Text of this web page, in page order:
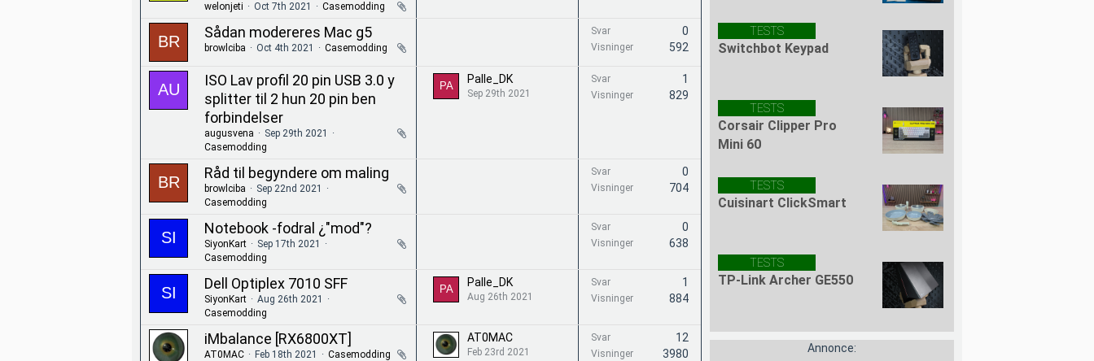
welonjeti Oct 7th 2021 Casemodding
Sådan modereres Mac g5
browlciba Oct 4th 2021 Casemodding
Svar 0
Visninger 592
ISO Lav profil 20 pin USB 3.0 y
splitter til 2 hun 20 pin ben
forbindelser
augusvena
Sep 29th 2021
Casemodding
Palle_DK
Sep 29th 2021
Svar 1
Visninger 829
Råd til begyndere om maling
browlciba
Sep 22nd 2021
Casemodding
Svar 0
Visninger 704
Notebook -fodral ¿"mod"?
SiyonKart
Sep 17th 2021
Casemodding
Svar 0
Visninger 638
Dell Optiplex 7010 SFF
SiyonKart
Aug 26th 2021
Casemodding
Palle_DK
Aug 26th 2021
Svar 1
Visninger 884
iMbalance [RX6800XT]
AT0MAC Feb 18th 2021 Casemodding
AT0MAC
Feb 23rd 2021
Svar 12
Visninger 3980
TESTS
Switchbot Keypad
TESTS
Corsair Clipper Pro
Mini 60
TESTS
Cuisinart ClickSmart
TESTS
TP-Link Archer GE550
Annonce: